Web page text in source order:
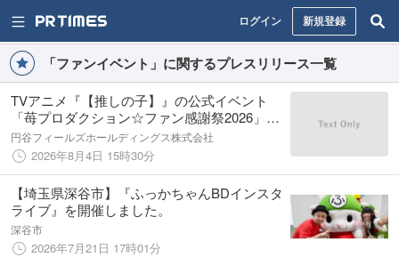
ログイン 新規登録
「ファンイベント」に関するプレスリリース一覧
TVアニメ『【推しの子】』の公式イベント
「苺プロダクション☆ファン感謝祭2026」に
協賛決定 〜エンタテインメントの力で作品
の世界観と感動をより多くのファンへ届け
る〜
円谷フィールズホールディングス株式会社
2026年8月4日 15時30分
【埼玉県深谷市】『ふっかちゃんBDインスタ
ライブ』を開催しました。
深谷市
2026年7月21日 17時01分